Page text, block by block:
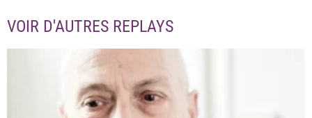
VOIR D'AUTRES REPLAYS